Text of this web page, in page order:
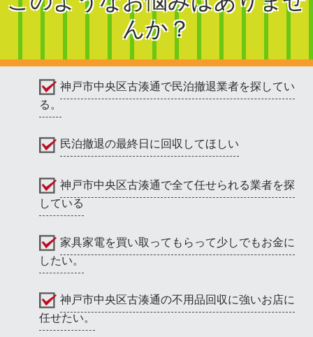
んか？
神戸市中央区古湊通で民泊撤退業者を探してい
る。
民泊撤退の最終日に回収してほしい
神戸市中央区古湊通で全て任せられる業者を探
している
家具家電を買い取ってもらって少しでもお金に
したい。
神戸市中央区古湊通の不用品回収に強いお店に
任せたい。